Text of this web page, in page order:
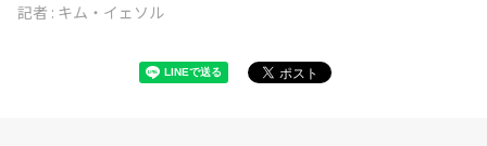
記者 : キム・イェソル